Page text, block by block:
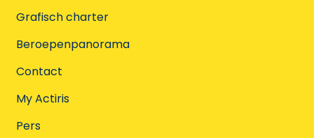
Grafisch charter
Beroepenpanorama
Contact
My Actiris
Pers